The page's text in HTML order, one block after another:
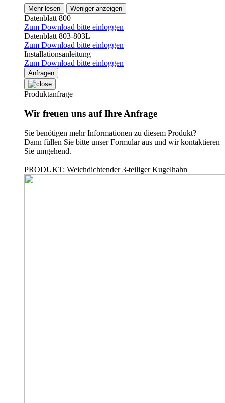
Mehr lesen Weniger anzeigen
Datenblatt 800
Zum Download bitte einloggen
Datenblatt 803-803L
Zum Download bitte einloggen
Installationsanleitung
Zum Download bitte einloggen
Anfragen
Produktanfrage
Wir freuen uns auf Ihre Anfrage
Sie benötigen mehr Informationen zu diesem Produkt?
Dann füllen Sie bitte unser Formular aus und wir kontaktieren
Sie umgehend.
PRODUKT: Weichdichtender 3-teiliger Kugelhahn